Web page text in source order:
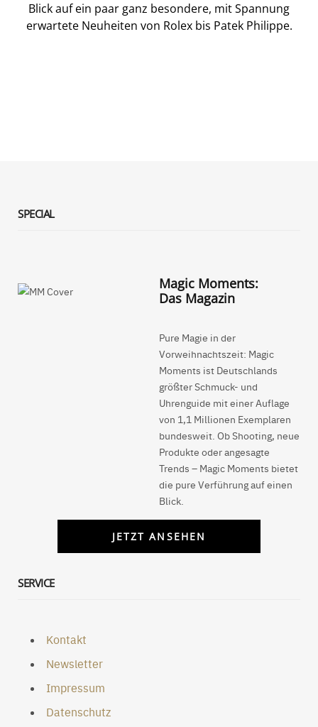
Blick auf ein paar ganz besondere, mit Spannung
erwartete Neuheiten von Rolex bis Patek Philippe.
SPECIAL
Magic Moments:
Das Magazin
Pure Magie in der
Vorweihnachtszeit: Magic
Moments ist Deutschlands
größter Schmuck- und
Uhrenguide mit einer Auflage
von 1,1 Millionen Exemplaren
bundesweit. Ob Shooting, neue
Produkte oder angesagte
Trends – Magic Moments bietet
die pure Verführung auf einen
Blick.
JETZT ANSEHEN
SERVICE
Kontakt
Newsletter
Impressum
Datenschutz